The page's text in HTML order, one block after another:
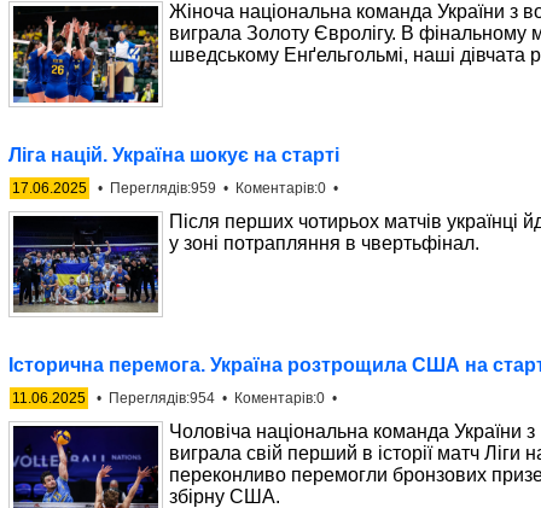
Жіноча національна команда України з
виграла Золоту Євролігу. В фінальному
шведському Енґельгольмі, наші дівчата
Ліга націй. Україна шокує на старті
17.06.2025 • Переглядів:959 • Коментарів:0 •
Після перших чотирьох матчів українці
у зоні потрапляння в чвертьфінал.
Історична перемога. Україна розтрощила США на
11.06.2025 • Переглядів:954 • Коментарів:0 •
Чоловіча національна команда України
виграла свій перший в історії матч Ліги
переконливо перемогли бронзових
збірну США.